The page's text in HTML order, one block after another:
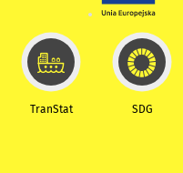
TranStat SDG